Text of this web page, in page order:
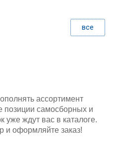
все
ассортимент
позиции самосборных и
уже ждут вас в каталоге.
и оформляйте заказ!